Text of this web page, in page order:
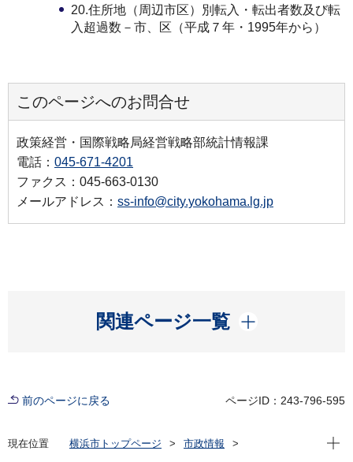
20.住所地（周辺市区）別転入・転出者数及び転
入超過数－市、区（平成７年・1995年から）
このページへのお問合せ
政策経営・国際戦略局経営戦略部統計情報課
電話： 045-671-4201
ファクス：045-663-0130
メールアドレス： ss-info@city.yokohama.lg.jp
関連ページ一覧
開く
前のページに戻る ページID：243-796-595
現在位置 横浜市トップページ
市政情報
現在